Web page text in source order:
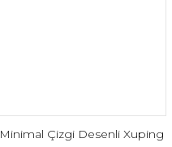
Minimal Çizgi Desenli Xuping